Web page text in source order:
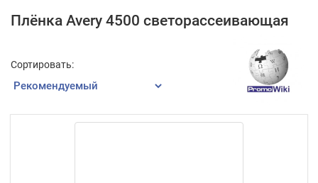
Плёнка Avery 4500 светорассеивающая
Сортировать: